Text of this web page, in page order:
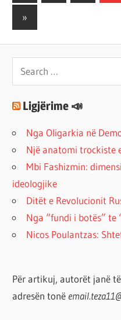
pagination
Posts
Next
Posts
»
Search
for:
Ligjërime 📣
Nga Oligarkia në
Një anatomi trockiste
Mbi Fashizmin:
ideologjike
Ditët e Revolucionit
Nga “fundi i botës” te
Nicos Poulantzas:
Për artikuj, autorët janë
adresën tonë